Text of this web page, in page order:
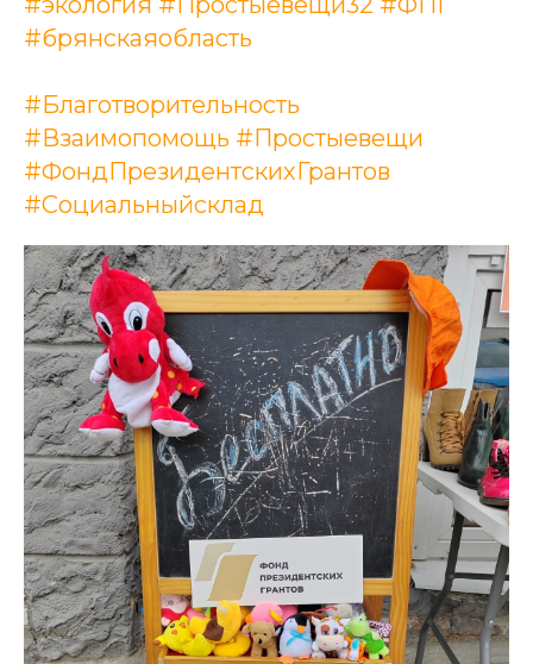
#брянскаяобласть
#Благотворительность
#Взаимопомощь #Простыевещи
#ФондПрезидентскихГрантов
#Социальныйсклад